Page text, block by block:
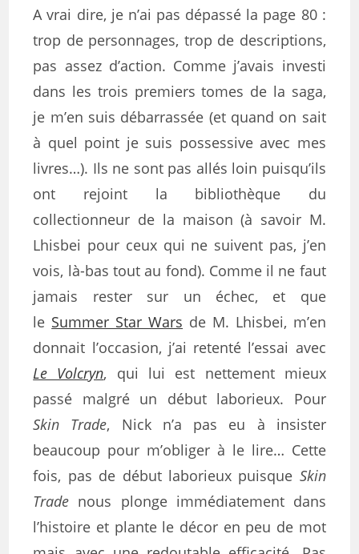
A vrai dire, je n’ai pas dépassé la page 80 :
trop de personnages, trop de descriptions,
pas assez d’action. Comme j’avais investi
dans les trois premiers tomes de la saga,
je m’en suis débarrassée (et quand on sait
à quel point je suis possessive avec mes
livres…). Ils ne sont pas allés loin puisqu’ils
ont rejoint la bibliothèque du
collectionneur de la maison (à savoir M.
Lhisbei pour ceux qui ne suivent pas, j’en
vois, là-bas tout au fond). Comme il ne faut
jamais rester sur un échec, et que
le Summer Star Wars de M. Lhisbei, m’en
donnait l’occasion, j’ai retenté l’essai avec
Le Volcryn, qui lui est nettement mieux
passé malgré un début laborieux. Pour
Skin Trade, Nick n’a pas eu à insister
beaucoup pour m’obliger à le lire… Cette
fois, pas de début laborieux puisque Skin
Trade nous plonge immédiatement dans
l’histoire et plante le décor en peu de mot